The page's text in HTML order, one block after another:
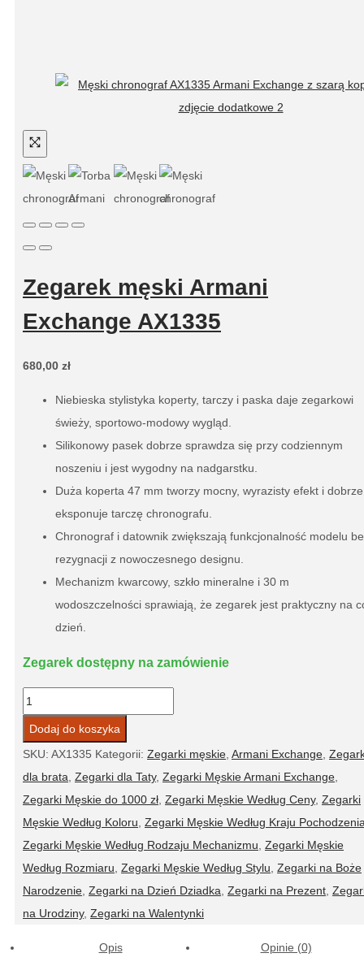
Zegarek męski Armani
Exchange AX1335
680,00 zł
Niebieska stylistyka koperty, tarczy i paska daje zegarkowi
świeży, sportowo-modowy wygląd.
Silikonowy pasek dobrze sprawdza się przy codziennym
noszeniu i jest wygodny na nadgarstku.
Duża koperta 47 mm tworzy mocny, wyrazisty efekt i dobrze
eksponuje tarczę chronografu.
Chronograf i datownik zwiększają funkcjonalność modelu
rezygnacji z nowoczesnego designu.
Mechanizm kwarcowy, szkło mineralne i 30 m
wodoszczelności sprawiają, że zegarek jest praktyczny na
dzień.
Zegarek dostępny na zamówienie
ilość
Zegarek
męski
Dodaj do koszyka
SKU: AX1335 Kategorii: Zegarki męskie Armani Exchange
dla brata Zegarki dla Taty, Zegarki Męskie Armani Exchange
Zegarki Męskie do 1000 zł Zegarki Męskie Według Ceny, Zegarki
Męskie Według Koloru Zegarki Męskie Według Kraju
Zegarki Męskie Według Rodzaju Mechanizmu Zegarki Męskie
Według Rozmiaru Zegarki Męskie Według Stylu Zegarki na Boże
Narodzenie Zegarki na Dzień Dziadka Zegarki na Prezent
na Urodziny, Zegarki na Walentynki
Opis Opinie (0)